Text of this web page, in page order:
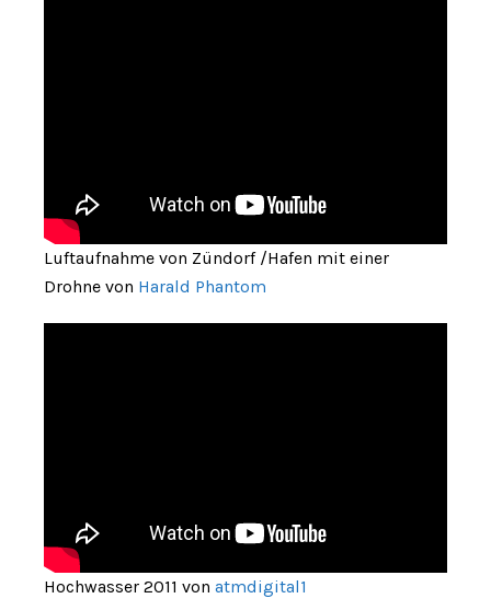
Luftaufnahme von Zündorf /Hafen mit einer
Drohne von Harald Phantom
Hochwasser 2011 von atmdigital1